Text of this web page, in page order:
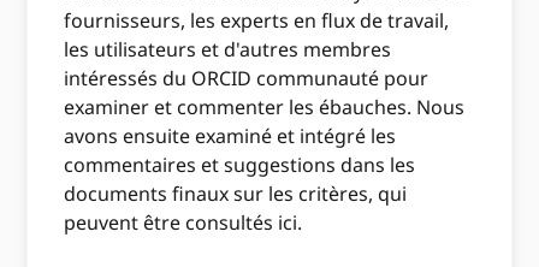
fournisseurs, les experts en flux de travail,
les utilisateurs et d'autres membres
intéressés du ORCID communauté pour
examiner et commenter les ébauches. Nous
avons ensuite examiné et intégré les
commentaires et suggestions dans les
documents finaux sur les critères, qui
peuvent être consultés ici.